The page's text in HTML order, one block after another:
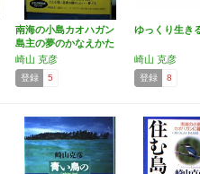
南海の小島カオハガン
島主の夢のかなえかた
(…
崎山 克彦
登録 5
ゆっくり生き
崎山 克彦
登録 8